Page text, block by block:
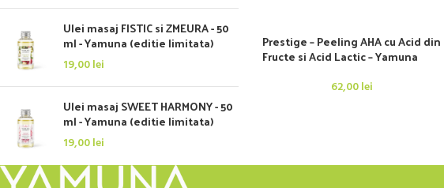
Ulei masaj FISTIC si ZMEURA - 50
ml - Yamuna (editie limitata)
19,00lei
Ulei masaj SWEET HARMONY - 50
ml - Yamuna (editie limitata)
19,00lei
Prestige – Peeling AHA cu Acid din
Fructe si Acid Lactic – Yamuna
62,00lei